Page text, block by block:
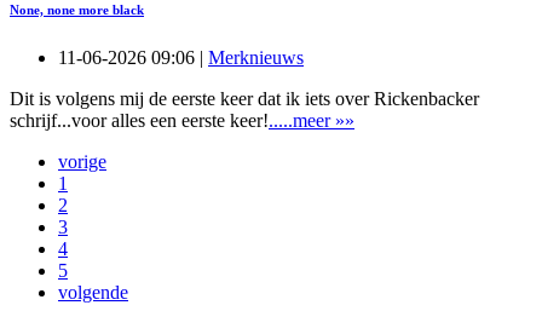
None, none more black
11-06-2026 09:06 | Merknieuws
Dit is volgens mij de eerste keer dat ik iets over Rickenbacker
schrijf...voor alles een eerste keer!.....meer »»
vorige
1
2
3
4
5
volgende